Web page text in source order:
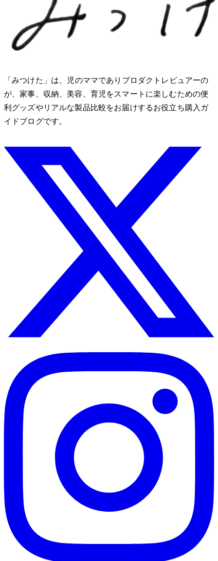
「みつけた」は、2児のママでありプロダクトレビュアーのMio
が、家事、収納、美容、育児をスマートに楽しむための便
利グッズやリアルな製品比較をお届けするお役立ち購入ガ
イドブログです。